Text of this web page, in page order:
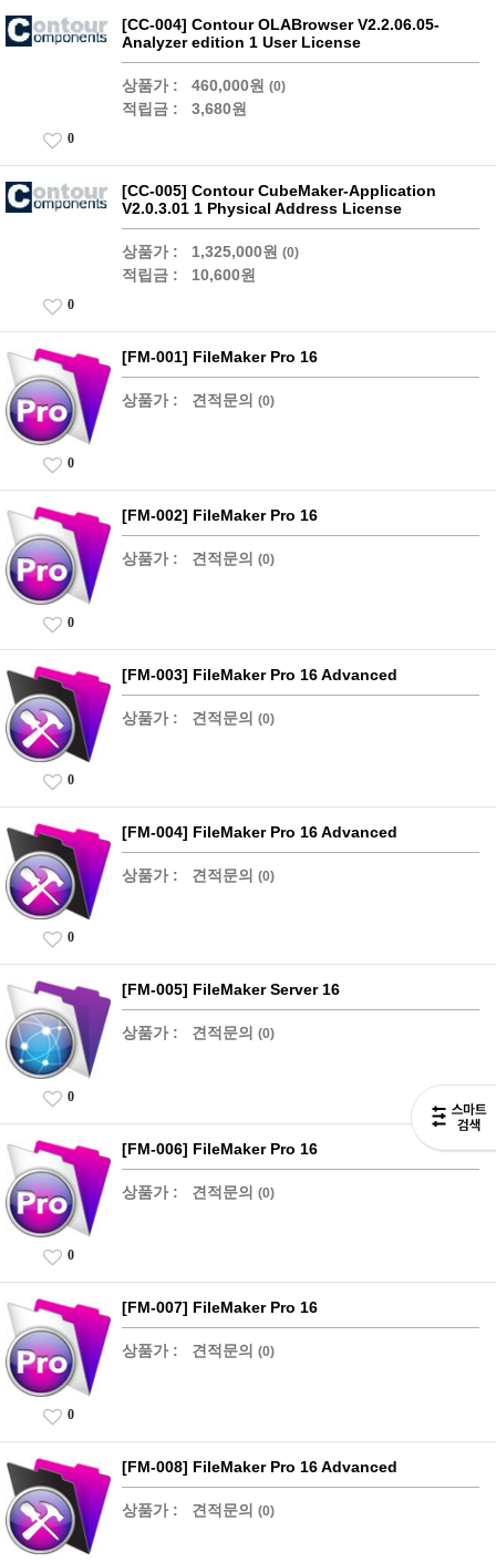
[CC-004] Contour OLABrowser V2.2.06.05-
Analyzer edition 1 User License
상품가 : 460,000원 (0)
적립금 : 3,680원
0
[CC-005] Contour CubeMaker-Application
V2.0.3.01 1 Physical Address License
상품가 : 1,325,000원 (0)
적립금 : 10,600원
0
[FM-001] FileMaker Pro 16
상품가 : 견적문의 (0)
0
[FM-002] FileMaker Pro 16
상품가 : 견적문의 (0)
0
[FM-003] FileMaker Pro 16 Advanced
상품가 : 견적문의 (0)
0
[FM-004] FileMaker Pro 16 Advanced
상품가 : 견적문의 (0)
0
[FM-005] FileMaker Server 16
상품가 : 견적문의 (0)
0
[FM-006] FileMaker Pro 16
상품가 : 견적문의 (0)
0
[FM-007] FileMaker Pro 16
상품가 : 견적문의 (0)
0
[FM-008] FileMaker Pro 16 Advanced
상품가 : 견적문의 (0)